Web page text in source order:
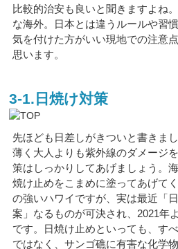
比較的治安も良いと聞きますよね
な海外。日本とは違うルールや習
気を付けた方がいい現地での注意
思います。
3-1.日焼け対策
先ほども日差しがきついと書きま
薄く大人よりも紫外線のダメージ
策はしっかりしてあげましょう。
焼け止めをこまめに塗ってあげて
の強いハワイですが、実は最近「
案」なるものが可決され、2021年
です。日焼け止めといっても、す
ではなく、サンゴ礁に有害な化学